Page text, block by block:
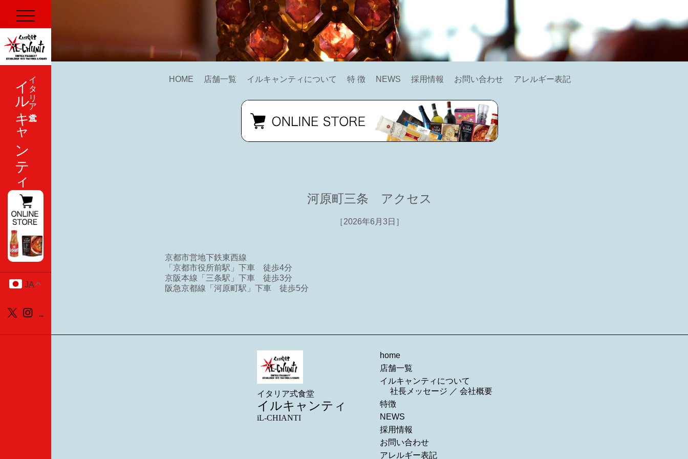
イタリア式食堂
イルキャンティ
JA
HOME 店舗一覧 イルキャンティについて 特 徴 NEWS 採用情報 お問い合わせ アレルギー表記
河原町三条 アクセス
［2026年6月3日］
京都市営地下鉄東西線
「京都市役所前駅」下車 徒歩4分
京阪本線「三条駅」下車 徒歩3分
阪急京都線「河原町駅」下車 徒歩5分
イタリア式食堂
イルキャンティ
iL-CHIANTI
home
店舗一覧
イルキャンティについて
社長メッセージ ／ 会社概要
特徴
NEWS
採用情報
お問い合わせ
アレルギー表記